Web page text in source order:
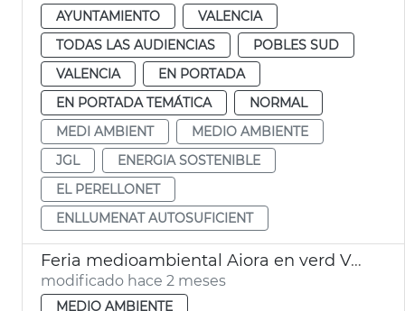
AYUNTAMIENTO
VALENCIA
TODAS LAS AUDIENCIAS
POBLES SUD
VALENCIA
EN PORTADA
EN PORTADA TEMÁTICA
NORMAL
MEDI AMBIENT
MEDIO AMBIENTE
JGL
ENERGIA SOSTENIBLE
EL PERELLONET
ENLLUMENAT AUTOSUFICIENT
Feria medioambiental Aiora en verd València
modificado hace 2 meses
MEDIO AMBIENTE